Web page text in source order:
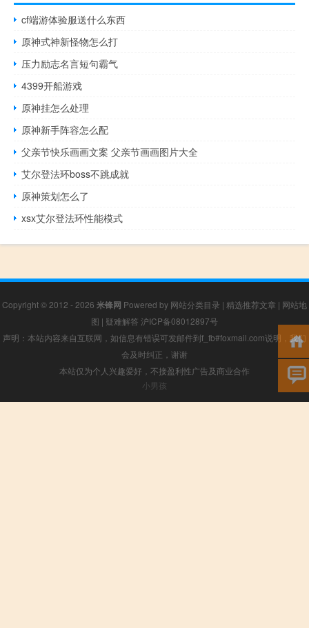
cf端游体验服送什么东西
原神式神新怪物怎么打
压力励志名言短句霸气
4399开船游戏
原神挂怎么处理
原神新手阵容怎么配
父亲节快乐画画文案 父亲节画画图片大全
艾尔登法环boss不跳成就
原神策划怎么了
xsx艾尔登法环性能模式
Copyright © 2012 - 2026 米锋网 Powered by 网站分类目录 | 精选推荐文章 | 网站地
图 | 疑难解答 沪ICP备08012897号
声明：本站内容来自互联网，如信息有错误可发邮件到f_fb#foxmail.com说明，我们
会及时纠正，谢谢
本站仅为个人兴趣爱好，不接盈利性广告及商业合作
小男孩